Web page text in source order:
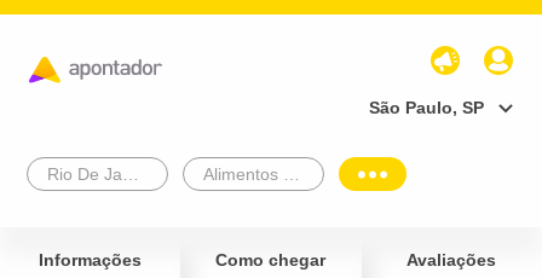
São Paulo, SP
Informações Como chegar Avaliações